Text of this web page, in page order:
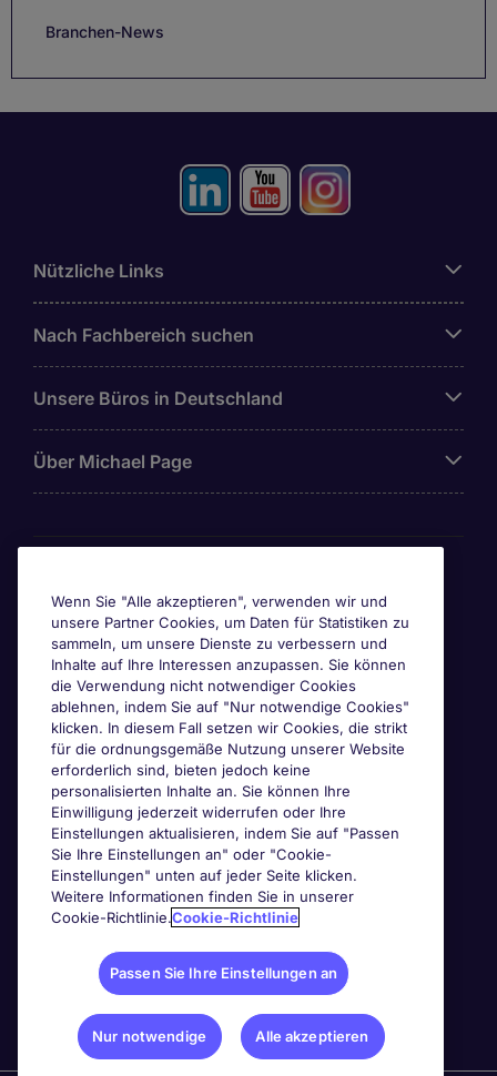
Branchen-News
Nützliche Links
Nach Fachbereich suchen
Unsere Büros in Deutschland
Über Michael Page
Wenn Sie "Alle akzeptieren", verwenden wir und
unsere Partner Cookies, um Daten für Statistiken zu
sammeln, um unsere Dienste zu verbessern und
Inhalte auf Ihre Interessen anzupassen. Sie können
die Verwendung nicht notwendiger Cookies
ablehnen, indem Sie auf "Nur notwendige Cookies"
klicken. In diesem Fall setzen wir Cookies, die strikt
für die ordnungsgemäße Nutzung unserer Website
erforderlich sind, bieten jedoch keine
personalisierten Inhalte an. Sie können Ihre
Einwilligung jederzeit widerrufen oder Ihre
Einstellungen aktualisieren, indem Sie auf "Passen
Sie Ihre Einstellungen an" oder "Cookie-
Einstellungen" unten auf jeder Seite klicken.
Weitere Informationen finden Sie in unserer
Cookie-Richtlinie.Cookie-Richtlinie
Passen Sie Ihre Einstellungen an
Nur notwendige Alle akzeptieren